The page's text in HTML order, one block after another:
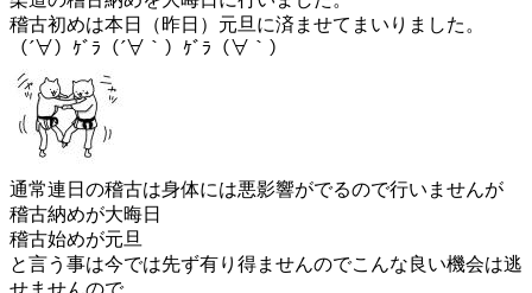
稽古初めは本日（昨日）元旦に済ませてまいりました。
（´∀）ｹﾞﾗ（´∀｀）ｹﾞﾗ（∀｀）
通常連日の稽古は身体には悪影響がでるので行いませんが
稽古納めが大晦日
稽古始めが元旦
と言う事は今では先ず有り得ませんのでこんな良い機会は逃
せませんので